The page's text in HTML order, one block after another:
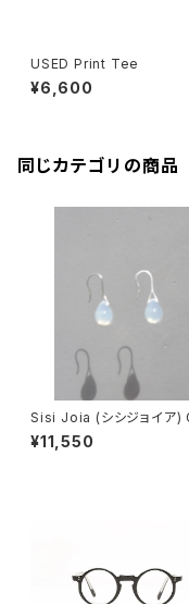
USED Print Tee
¥6,600
同じカテゴリの商品
Sisi Joia (シシジョイア)
A Mini earrings
hite)
¥11,550